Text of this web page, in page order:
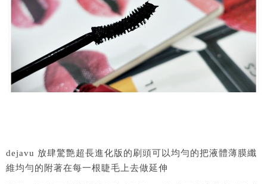
dejavu 放肆驚艶超長進化版的刷頭可以均勻的把液體薄膜纖
維均勻的附著在每一根睫毛上去做延伸